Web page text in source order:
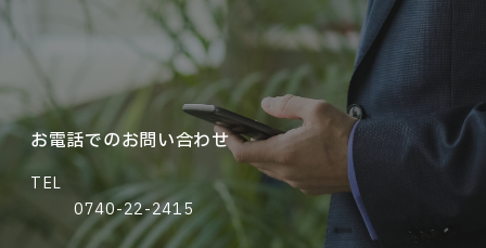
お電話でのお問い合わせ
TEL
0740-22-2415